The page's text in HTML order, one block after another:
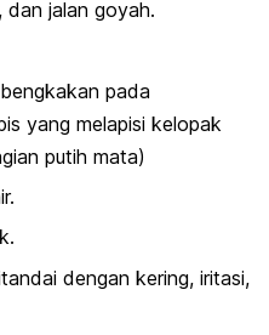
dan jalan goyah.
pada
yang melapisi kelopak
putih mata)
dengan kering, iritasi,